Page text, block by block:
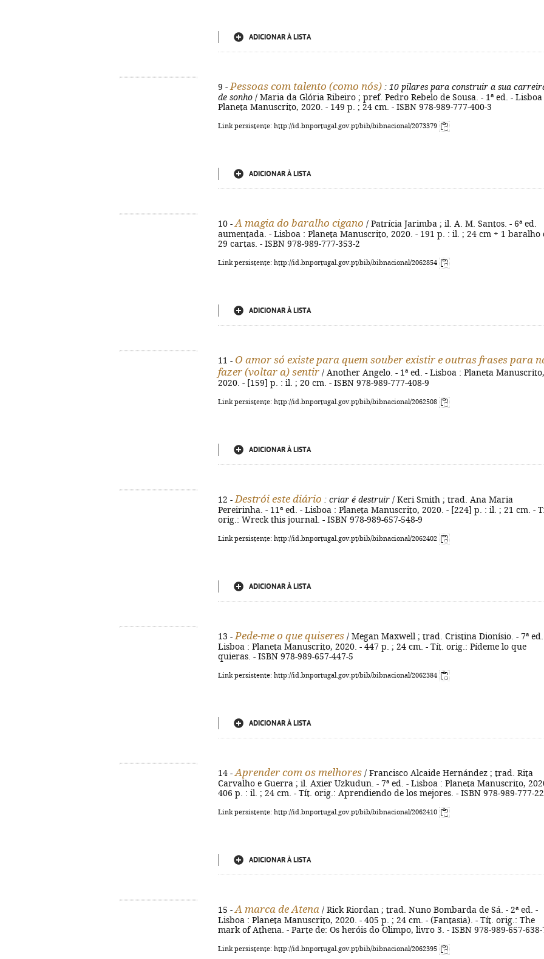
ADICIONAR À LISTA
9 - Pessoas com talento (como nós) : 10 pilares para construir a sua
de sonho / Maria da Glória Ribeiro ; pref. Pedro Rebelo de Sousa. - 1ª ed. - Lisboa
Planeta Manuscrito, 2020. - 149 p. ; 24 cm. - ISBN 978-989-777-400-3
Link persistente: http://id.bnportugal.gov.pt/bib/bibnacional/2073379
ADICIONAR À LISTA
10 - A magia do baralho cigano / Patrícia Jarimba ; il. A. M. Santos. - 6ª ed.
aumentada. - Lisboa : Planeta Manuscrito, 2020. - 191 p. : il. ; 24 cm + 1 baralho
29 cartas. - ISBN 978-989-777-353-2
Link persistente: http://id.bnportugal.gov.pt/bib/bibnacional/2062854
ADICIONAR À LISTA
11 - O amor só existe para quem souber existir e outras frases para
fazer (voltar a) sentir / Another Angelo. - 1ª ed. - Lisboa : Planeta Manuscrito,
2020. - [159] p. : il. ; 20 cm. - ISBN 978-989-777-408-9
Link persistente: http://id.bnportugal.gov.pt/bib/bibnacional/2062508
ADICIONAR À LISTA
12 - Destrói este diário : criar é destruir / Keri Smith ; trad. Ana Maria
Pereirinha. - 11ª ed. - Lisboa : Planeta Manuscrito, 2020. - [224] p. : il. ; 21 cm. -
orig.: Wreck this journal. - ISBN 978-989-657-548-9
Link persistente: http://id.bnportugal.gov.pt/bib/bibnacional/2062402
ADICIONAR À LISTA
13 - Pede-me o que quiseres / Megan Maxwell ; trad. Cristina Dionísio. - 7ª
Lisboa : Planeta Manuscrito, 2020. - 447 p. ; 24 cm. - Tít. orig.: Pídeme lo que
quieras. - ISBN 978-989-657-447-5
Link persistente: http://id.bnportugal.gov.pt/bib/bibnacional/2062384
ADICIONAR À LISTA
14 - Aprender com os melhores / Francisco Alcaide Hernández ; trad. Rita
Carvalho e Guerra ; il. Axier Uzkudun. - 7ª ed. - Lisboa : Planeta Manuscrito,
406 p. : il. ; 24 cm. - Tít. orig.: Aprendiendo de los mejores. - ISBN 978-989-777-
Link persistente: http://id.bnportugal.gov.pt/bib/bibnacional/2062410
ADICIONAR À LISTA
15 - A marca de Atena / Rick Riordan ; trad. Nuno Bombarda de Sá. - 2ª ed. -
Lisboa : Planeta Manuscrito, 2020. - 405 p. ; 24 cm. - (Fantasia). - Tít. orig.: The
mark of Athena. - Parte de: Os heróis do Olimpo, livro 3. - ISBN 978-989-657-638-
Link persistente: http://id.bnportugal.gov.pt/bib/bibnacional/2062395